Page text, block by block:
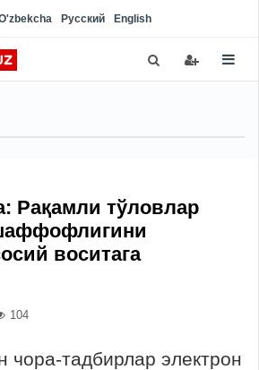
Русский English
Рақамли тўловлар
воситага
104
чора-тадбирлар электрон